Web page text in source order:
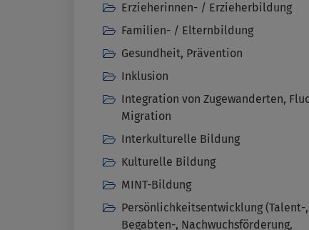
Erzieherinnen- / Erzieherbildung
Familien- / Elternbildung
Gesundheit, Prävention
Inklusion
Integration von Zugewanderten,
Migration
Interkulturelle Bildung
Kulturelle Bildung
MINT-Bildung
Persönlichkeitsentwicklung (Talent-,
Begabten-, Nachwuchsförderung,